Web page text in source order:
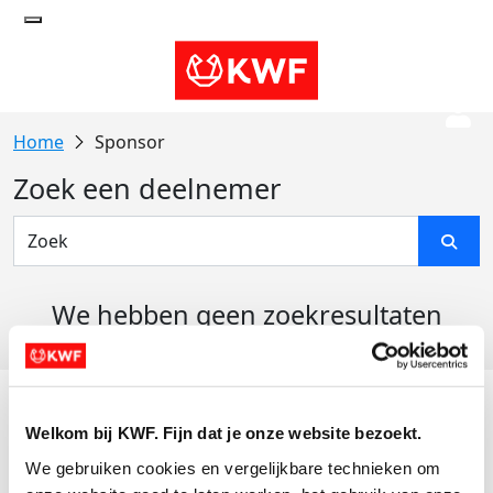
Welkom bij KWF. Fijn dat je onze website bezoekt.
We gebruiken cookies en vergelijkbare technieken om
Sponsor
Zoek een deelnemer
We hebben geen zoekresultaten
Actiematerialen
Evenementen